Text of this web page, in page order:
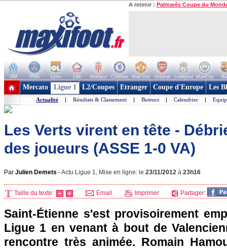
A retenir : Palmarès Coupe du
OM PSG Lyon Lille Monaco Chelsea Man Utd Arsenal Liverpool ManCity
+ de clubs
Mercato Ligue 1 L2/Coupes Etranger Coupe d'Europe Les
Actualité | Résultats & Classement | Buteurs | Calendrier |
Les Verts virent en tête -
des joueurs (ASSE 1-0 VA)
Par Julien Demets -Actu Ligue 1, Mise en ligne: le 23/11/2012 à 23h16
Taille du texte: Email Imprimer Partager:
Saint-Étienne s'est provisoirement
Ligue 1 en venant à bout de
rencontre très animée. Romain